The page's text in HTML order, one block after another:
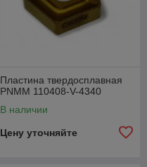
Пластина твердосплавная
PNMM 110408-V-4340
В наличии
Цену уточняйте